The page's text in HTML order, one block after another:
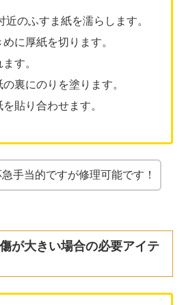
近のふすま紙を濡らします。
に厚紙を切ります。
す。
裏にのりを塗ります。
貼り合わせます。
手当的ですが修理可能です！
が大きい場合の必要アイテ